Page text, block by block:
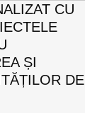
CU
ȘI
DE